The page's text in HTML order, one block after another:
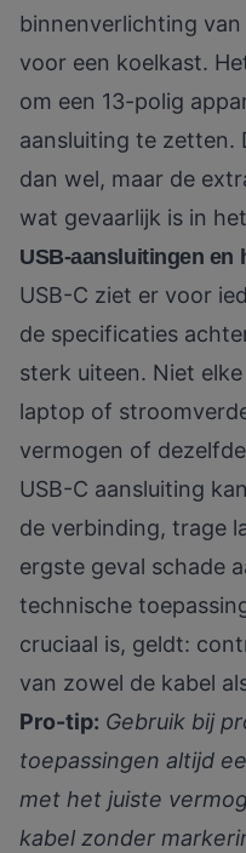
binnenverlichting
voor een koelkast.
om een 13-polig
aansluiting te zetten.
dan wel, maar de
wat gevaarlijk is in
USB-aansluitingen en
USB-C ziet er voor
de specificaties
sterk uiteen. Niet
laptop of
vermogen of
USB-C aansluiting
de verbinding, trage
ergste geval schade
technische
cruciaal is, geldt:
van zowel de kabel
Pro-tip: Gebruik bij
toepassingen altijd
met het juiste
kabel zonder